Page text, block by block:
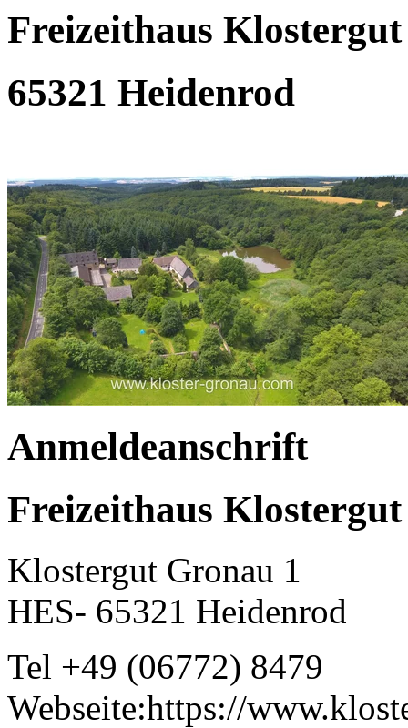
Freizeithaus
65321 Heidenrod
Anmeldeanschrift
Freizeithaus
Klostergut Gronau 1
HES- 65321 Heidenrod
Tel +49 (06772) 8479
Webseite:https://